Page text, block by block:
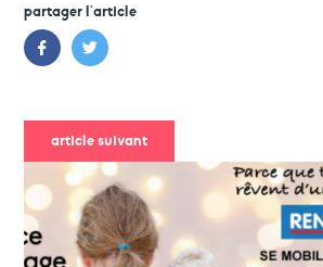
partager l'article
article suivant